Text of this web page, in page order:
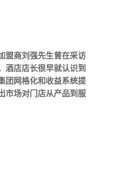
盟商刘强先生曾在采访
酒店店长很早就认识到
团网格化和收益系统提
市场对门店从产品到服